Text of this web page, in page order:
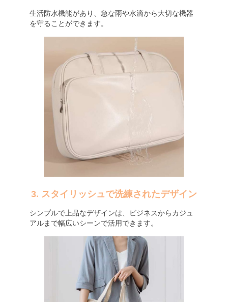
生活防水機能があり、急な雨や水滴から大切な機器
を守ることができます。
3. スタイリッシュで洗練されたデザイン
シンプルで上品なデザインは、ビジネスからカジュ
アルまで幅広いシーンで活用できます。